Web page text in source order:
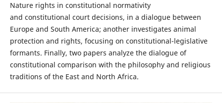
Nature rights in constitutional normativity
and constitutional court decisions, in a dialogue between
Europe and South America; another investigates animal
protection and rights, focusing on constitutional-legislative
formants. Finally, two papers analyze the dialogue of
constitutional comparison with the philosophy and religious
traditions of the East and North Africa.